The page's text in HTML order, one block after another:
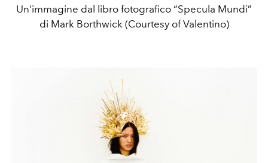
Un'immagine dal libro fotografico “Specula Mundi”
di Mark Borthwick (Courtesy of Valentino)